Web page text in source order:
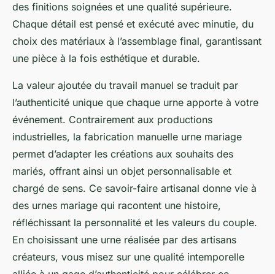
des finitions soignées et une qualité supérieure.
Chaque détail est pensé et exécuté avec minutie, du
choix des matériaux à l’assemblage final, garantissant
une pièce à la fois esthétique et durable.
La valeur ajoutée du travail manuel se traduit par
l’authenticité unique que chaque urne apporte à votre
événement. Contrairement aux productions
industrielles, la fabrication manuelle urne mariage
permet d’adapter les créations aux souhaits des
mariés, offrant ainsi un objet personnalisable et
chargé de sens. Ce savoir-faire artisanal donne vie à
des urnes mariage qui racontent une histoire,
réfléchissant la personnalité et les valeurs du couple.
En choisissant une urne réalisée par des artisans
créateurs, vous misez sur une qualité intemporelle